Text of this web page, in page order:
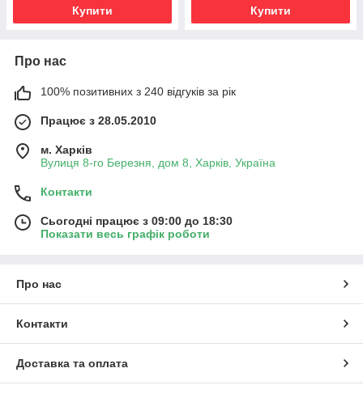
Купити Купити
Про нас
100% позитивних з 240 відгуків за рік
Працює з 28.05.2010
м. Харків
Вулиця 8-го Березня, дом 8, Харків, Україна
Контакти
Сьогодні працює з 09:00 до 18:30
Показати весь графік роботи
Про нас
Контакти
Доставка та оплата